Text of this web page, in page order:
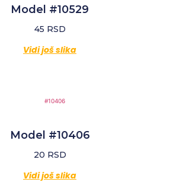
Model #10529
45 RSD
Vidi još slika
Model #10406
20 RSD
Vidi još slika